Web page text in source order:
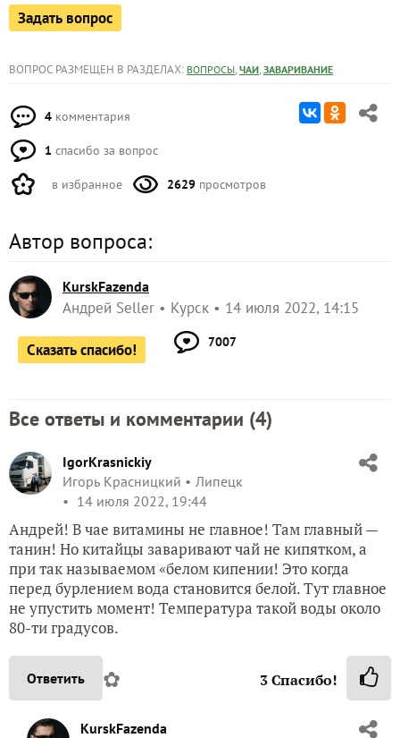
Задать вопрос
ВОПРОС РАЗМЕЩЕН В РАЗДЕЛАХ: ВОПРОСЫ, ЧАИ, ЗАВАРИВАНИЕ
4 комментария
1 спасибо за вопрос
в избранное 2629 просмотров
Автор вопроса:
KurskFazenda
Андрей Seller Курск 14 июля 2022, 14:15
Сказать спасибо! 7007
Все ответы и комментарии (4)
IgorKrasnickiy
Игорь Красницкий
Липецк
14 июля 2022, 19:44
Андрей! В чае витамины не главное! Там главный —
танин! Но китайцы заваривают чай не кипятком, а
при так называемом «белом кипении! Это когда
перед бурлением вода становится белой. Тут главное
не упустить момент! Температура такой воды около
80-ти градусов.
Ответить ✿ 3Спасибо!
KurskFazenda